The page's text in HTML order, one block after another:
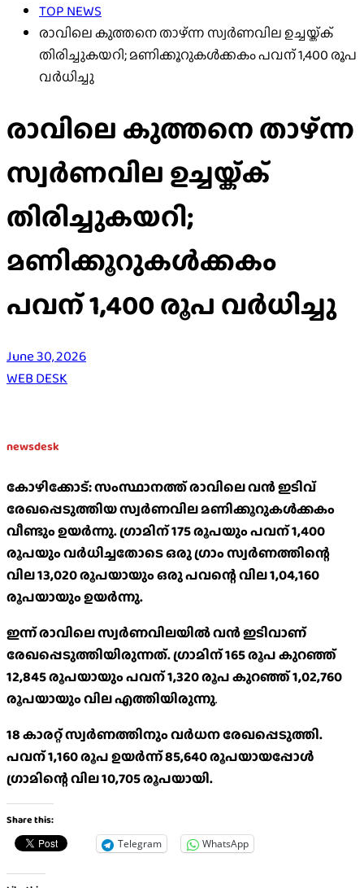
TOP NEWS
രാവിലെ കുത്തനെ താഴ്ന്ന സ്വർണവില ഉച്ചയ്ക്ക്
തിരിച്ചുകയറി; മണിക്കൂറുകൾക്കകം പവന് 1,400 രൂപ
വർധിച്ചു
രാവിലെ കുത്തനെ താഴ്ന്ന
സ്വർണവില ഉച്ചയ്ക്ക്
തിരിച്ചുകയറി;
മണിക്കൂറുകൾക്കകം
പവന് 1,400 രൂപ വർധിച്ചു
June 30, 2026
WEB DESK
newsdesk
കോഴിക്കോട്: സംസ്ഥാനത്ത് രാവിലെ വൻ ഇടിവ്
രേഖപ്പെടുത്തിയ സ്വർണവില മണിക്കൂറുകൾക്കകം
വീണ്ടും ഉയർന്നു. ഗ്രാമിന് 175 രൂപയും പവന് 1,400
രൂപയും വർധിച്ചതോടെ ഒരു ഗ്രാം സ്വർണത്തിന്റെ
വില 13,020 രൂപയായും ഒരു പവന്റെ വില 1,04,160
രൂപയായും ഉയർന്നു.
ഇന്ന് രാവിലെ സ്വർണവിലയിൽ വൻ ഇടിവാണ്
രേഖപ്പെടുത്തിയിരുന്നത്. ഗ്രാമിന് 165 രൂപ കുറഞ്ഞ്
12,845 രൂപയായും പവന് 1,320 രൂപ കുറഞ്ഞ് 1,02,760
രൂപയായും വില എത്തിയിരുന്നു.
18 കാരറ്റ് സ്വർണത്തിനും വർധന രേഖപ്പെടുത്തി.
പവന് 1,160 രൂപ ഉയർന്ന് 85,640 രൂപയായപ്പോൾ
ഗ്രാമിന്റെ വില 10,705 രൂപയായി.
Share this:
Telegram WhatsApp